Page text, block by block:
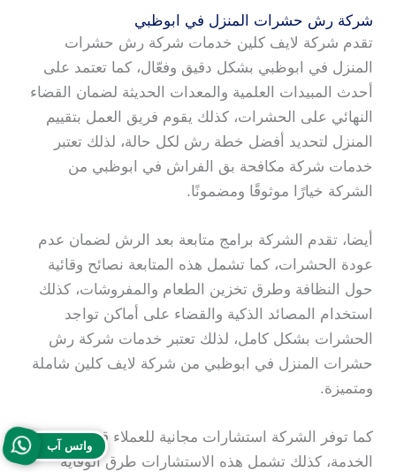
شركة رش حشرات المنزل في ابوظبي
تقدم شركة لايف كلين خدمات شركة رش حشرات
المنزل في ابوظبي بشكل دقيق وفعّال، كما تعتمد على
أحدث المبيدات العلمية والمعدات الحديثة لضمان القضاء
النهائي على الحشرات، كذلك يقوم فريق العمل بتقييم
المنزل لتحديد أفضل خطة رش لكل حالة، لذلك تعتبر
خدمات شركة مكافحة بق الفراش في ابوظبي من
الشركة خيارًا موثوقًا ومضمونًا.
أيضا، تقدم الشركة برامج متابعة بعد الرش لضمان عدم
عودة الحشرات، كما تشمل هذه المتابعة نصائح وقائية
حول النظافة وطرق تخزين الطعام والمفروشات، كذلك
استخدام المصائد الذكية والقضاء على أماكن تواجد
الحشرات بشكل كامل، لذلك تعتبر خدمات شركة رش
حشرات المنزل في ابوظبي من شركة لايف كلين شاملة
ومتميزة.
كما توفر الشركة استشارات مجانية للعملاء قبل وبعد
الخدمة، كذلك تشمل هذه الاستشارات طرق الوقاية
واتس آب